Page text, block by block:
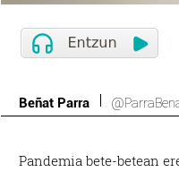
Beñat Parra
Pandemia bete-betean